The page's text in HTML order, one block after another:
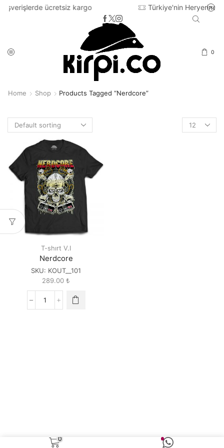
kargo Türkiye'nin Heryerine 2-3 iş günü
0
Home Shop Products Tagged “nerdcore”
Products
per
T-shırt V.I
Nerdcore
SKU: KOUT__101
289.00 ₺
Nerdcore
0